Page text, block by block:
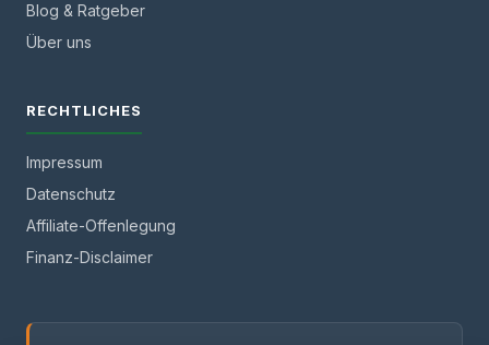
Blog & Ratgeber
Über uns
RECHTLICHES
Impressum
Datenschutz
Affiliate-Offenlegung
Finanz-Disclaimer